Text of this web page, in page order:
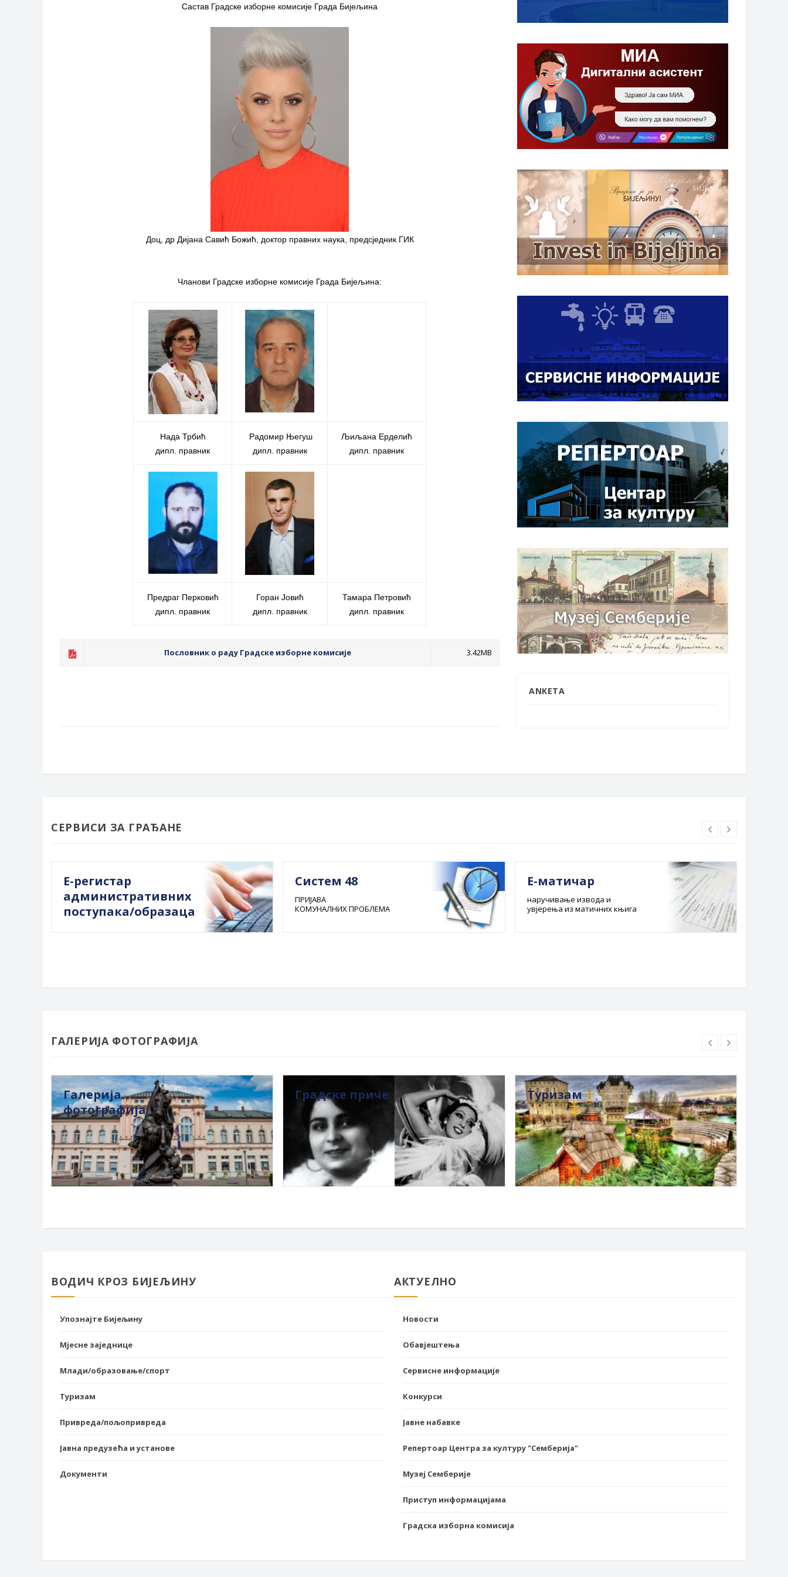
Обрасци захтјева за регресирано гориво доступни од 13. марта до 15. новембра
Обавјештење за предузетника - Вера Ујић
Састав Градске изборне комисије Града Бијељина
Доц, др Дијана Савић Божић, доктор правних наука, предсједник ГИК
Чланови Градске изборне комисије Града Бијељина:
Нада Трбић
дипл. правник
Радомир Његуш
дипл. правник
Љиљана Ерделић
дипл. правник
Предраг Перковић
дипл. правник
Горан Јовић
дипл. правник
Тамара Петровић
дипл. правник
Пословник о раду Градске изборне комисије 3.42MB
ANKETA
СЕРВИСИ ЗА ГРАЂАНЕ
Е-регистар
административних
поступака/образаца
Систем 48
ПРИЈАВА
КОМУНАЛНИХ ПРОБЛЕМА
Е-матичар
наручивање извода и
увјерења из матичних књига
ГАЛЕРИЈА ФОТОГРАФИЈА
Галерија
фотографија
Градске приче Туризам
ВОДИЧ КРОЗ БИЈЕЉИНУ
Упознајте Бијељину
Мјесне заједнице
Млади/образовање/спорт
Туризам
Привреда/пољопривреда
Јавна предузећа и установе
Документи
АКТУЕЛНО
Новости
Обавјештења
Сервисне информације
Конкурси
Јавне набавке
Репертоар Центра за културу "Семберија"
Музеј Семберије
Приступ информацијама
Градска изборна комисија